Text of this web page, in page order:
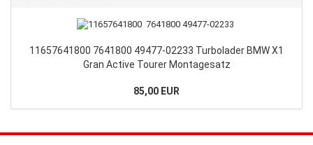
11657641800 7641800 49477-02233 Turbolader BMW X1
Gran Active Tourer Montagesatz
85,00 EUR